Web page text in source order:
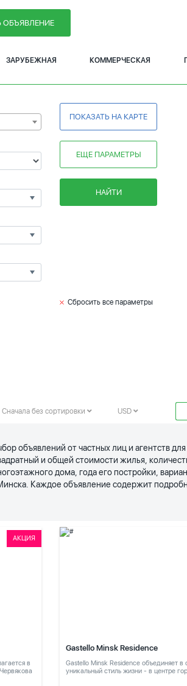
ОБЪЯВЛЕНИЕ
ЗАРУБЕЖНАЯ КОММЕРЧЕСКАЯ
ПОКАЗАТЬ НА КАРТЕ
ЕЩЕ ПАРАМЕТРЫ
НАЙТИ
Сбросить все параметры
Сначала без сортировки USD
объявлений от частных лиц и агентств
и общей стоимости жилья,
дома, года его постройки,
Каждое объявление содержит
АКЦИЯ
в
Gastello Minsk Residence
Gastello Minsk Residence объединяет в
уникальный стиль жизни - в центре